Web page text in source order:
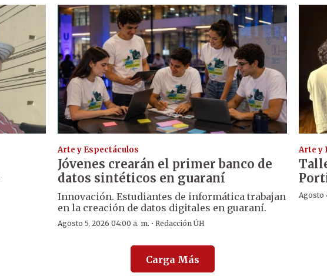
Arte y Espectáculos
Jóvenes crearán el primer banco de
datos sintéticos en guaraní
Innovación. Estudiantes de informática trabajan
en la creación de datos digitales en guaraní.
Agosto 5, 2026 04:00 a. m. ·Redacción ÚH
Arte y
Agosto
Carga Más